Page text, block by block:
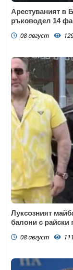
Арестуваният в
ръководел 14
08 август
Луксозният
балони с райски
08 август 111